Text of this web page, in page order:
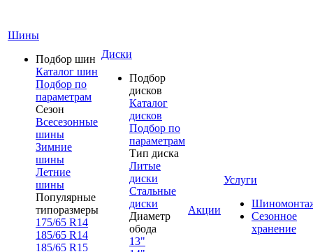
Шины
Подбор шин
Каталог шин
Подбор по
параметрам
Сезон
Всесезонные
шины
Зимние
шины
Летние
шины
Популярные
типоразмеры
175/65 R14
185/65 R14
185/65 R15
Диски
Подбор
дисков
Каталог
дисков
Подбор по
параметрам
Тип диска
Литые
диски
Стальные
диски
Диаметр
обода
13"
Акции
Услуги
Сезонное
хранение